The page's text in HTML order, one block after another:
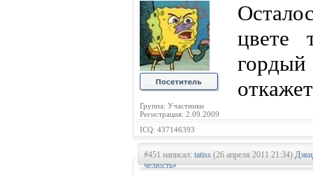
Группа: Участники
Регистрация: 2.09.2009
цвете
ICQ: 437146393
#451 написал: tatiss (26 апреля 2011 21:34)
челюсть»